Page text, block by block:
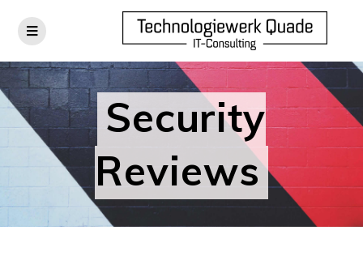
Skip
to
content
Security
Reviews